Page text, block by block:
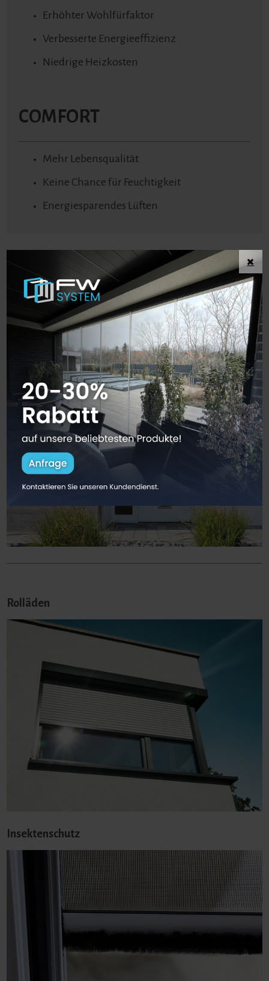
Erhöhter Wohlfürfaktor
Verbesserte Energieeffizienz
Niedrige Heizkosten
COMFORT
Mehr Lebensqualität
Keine Chance für Feuchtigkeit
Energiesparendes Lüften
Eingangstüren
Die Haustür – das ist der Blickfang jedes Hauses. Deswegen muss sie
optisch wirken und gut in das Gesamtbild des Hauses passen. Unser
umfassendes Farb- und Dekorspektrum bietet Ihnen alle Möglichkeiten.
Schauen Sie sich die Paneelauswahl in unsere Kataloge an
Kunststoff Eingangstüren
Aluminium Eingangstüren
Rolläden
Insektenschutz